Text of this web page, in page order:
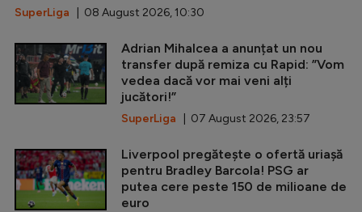
SuperLiga | 08 August 2026, 10:30
Adrian Mihalcea a anunțat un nou
transfer după remiza cu Rapid: ”Vom
vedea dacă vor mai veni alți
jucători!”
SuperLiga | 07 August 2026, 23:57
Liverpool pregătește o ofertă uriașă
pentru Bradley Barcola! PSG ar
putea cere peste 150 de milioane de
euro